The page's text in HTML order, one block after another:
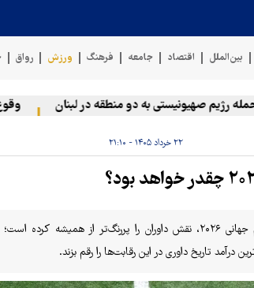
بین‌الملل اقتصاد جامعه فرهنگ ورزش رواق
رژیم صهیونیستی به دو منطقه در لبنان وقوع
۲۲ خرداد ۱۴۰۵ - ۲۱:۱۰
افزایش تعداد تیم‌ها و مسابقات در جام جهانی ۲۰۲۶، نقش داوران را
درآمد تاریخ داوری در این رقابت‌ها را رقم بزند.